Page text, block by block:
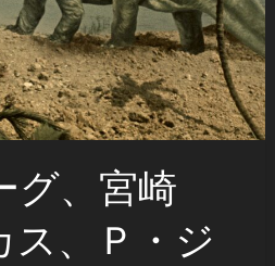
グ、宮崎
ス、Ｐ・ジ